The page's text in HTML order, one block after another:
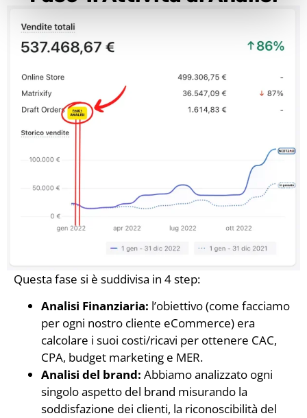
Questa fase si è suddivisa in 4 step:
Analisi Finanziaria: l’obiettivo (come facciamo
per ogni nostro cliente eCommerce) era
calcolare i suoi costi/ricavi per ottenere CAC,
CPA, budget marketing e MER.
Analisi del brand: Abbiamo analizzato ogni
singolo aspetto del brand misurando la
soddisfazione dei clienti, la riconoscibilità del